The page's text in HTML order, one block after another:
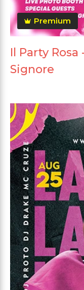
Premium
Il Party
Signore